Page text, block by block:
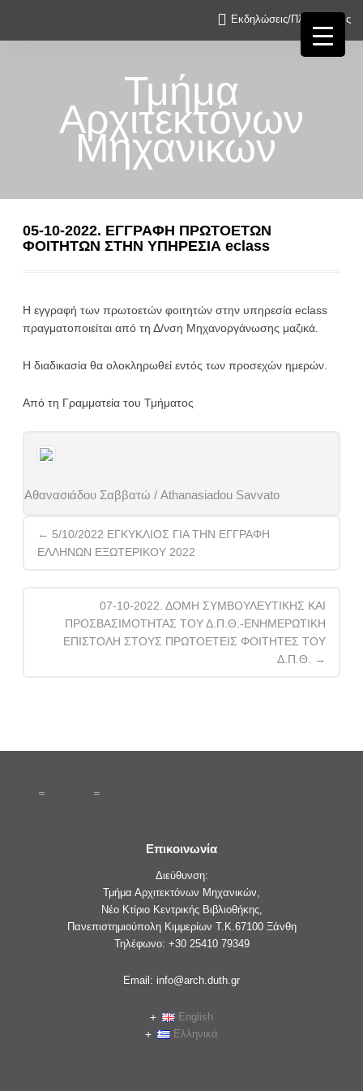
Εκδηλώσεις/Πληροφορίες
Τμήμα
Αρχιτεκτόνων
Μηχανικών
05-10-2022. ΕΓΓΡΑΦΗ ΠΡΩΤΟΕΤΩΝ
ΦΟΙΤΗΤΩΝ ΣΤΗΝ ΥΠΗΡΕΣΙΑ eclass
Η εγγραφή των πρωτοετών φοιτητών στην υπηρεσία eclass
πραγματοποιείται από τη Δ/νση Μηχανοργάνωσης μαζικά.
Η διαδικασία θα ολοκληρωθεί εντός των προσεχών ημερών.
Από τη Γραμματεία του Τμήματος
Αθανασιάδου Σαββατώ / Athanasiadou Savvato
navigation
← 5/10/2022 ΕΓΚΥΚΛΙΟΣ ΓΙΑ ΤΗΝ ΕΓΓΡΑΦΗ
ΕΛΛΗΝΩΝ ΕΞΩΤΕΡΙΚΟΥ 2022
07-10-2022. ΔΟΜΗ ΣΥΜΒΟΥΛΕΥΤΙΚΗΣ ΚΑΙ
ΠΡΟΣΒΑΣΙΜΟΤΗΤΑΣ ΤΟΥ Δ.Π.Θ.-ΕΝΗΜΕΡΩΤΙΚΗ
ΕΠΙΣΤΟΛΗ ΣΤΟΥΣ ΠΡΩΤΟΕΤΕΙΣ ΦΟΙΤΗΤΕΣ ΤΟΥ
Δ.Π.Θ. →
Επικοινωνία
Διεύθυνση:
Τμήμα Αρχιτεκτόνων Μηχανικών,
Νέο Κτίριο Κεντρικής Βιβλιοθήκης,
Πανεπιστημιούπολη Κιμμερίων Τ.Κ.67100 Ξάνθη
Τηλέφωνο: +30 25410 79349
Email: info@arch.duth.gr
English
Ελληνικά